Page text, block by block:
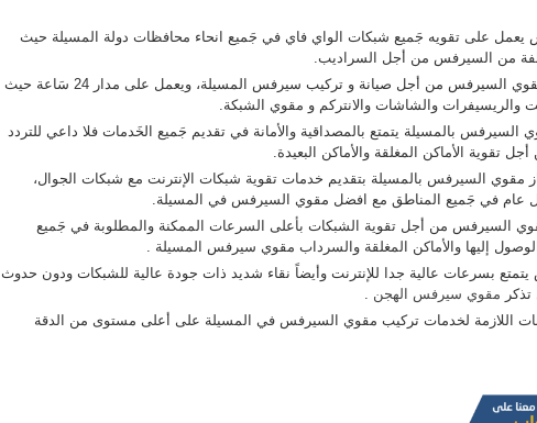
على تقويه جَميع شبكات الواي فاي في جَميع انحاء محافظات دولة المسيلة حيث
من السيرفس من أجل السراديب.
كما أننا نمتلك فنّي مقوي السيرفس من أجل صيانة و تركيب سيرفس المسيلة، ويعمل على مدار 24 سَاعة حيث
والريسيفرات والشاشات والانتركم و مقوي الشبكة.
بالمسيلة يتمتع بالمصداقية والأمانة في تقديم جَميع الخَدمات فلا داعي للتردد
تقوية الأماكن المغلقة والأماكن البعيدة.
مقوي السيرفس بالمسيلة بتقديم خدمات تقوية شبكات الإنترنت مع شبكات الجوال،
عام في جَميع المناطق مع افضل مقوي السيرفس في المسيلة.
السيرفس من أجل تقوية الشبكات بأعلى السرعات الممكنة والمطلوبة في جَميع
إليها والأماكن المغلقة والسرداب مقوي سيرفس المسيلة .
بسرعات عالية جدا للإنترنت وأيضاً نقاء شديد ذات جودة عالية للشبكات ودون حدوث
مقوي سيرفس الهجن
اللازمة لخدمات تركيب مقوي السيرفس في المسيلة على أعلى مستوى من الدقة